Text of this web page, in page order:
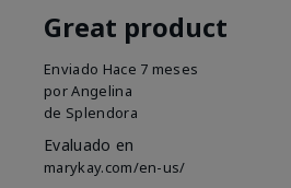
Great product
Enviado Hace 7 meses
porAngelina
de Splendora
Evaluado en
marykay.com/en-us/